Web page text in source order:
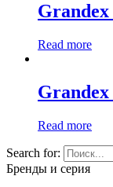
Grandex
Read more
Read more
Search for:
Бренды и серия